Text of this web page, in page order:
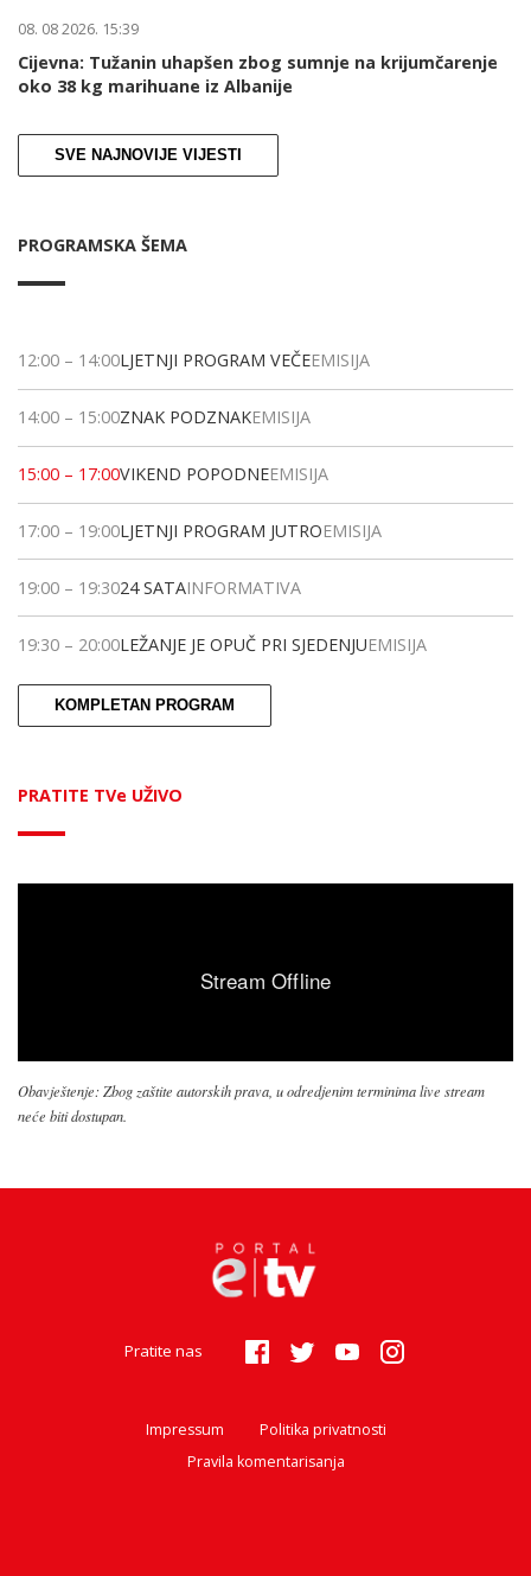
08. 08 2026. 15:39
Cijevna: Tužanin uhapšen zbog sumnje na krijumčarenje
oko 38 kg marihuane iz Albanije
SVE NAJNOVIJE VIJESTI
PROGRAMSKA ŠEMA
12:00 – 14:00LJETNJI PROGRAM VEČEEMISIJA
14:00 – 15:00ZNAK PODZNAKEMISIJA
15:00 – 17:00VIKEND POPODNEEMISIJA
17:00 – 19:00LJETNJI PROGRAM JUTROEMISIJA
19:00 – 19:3024 SATAINFORMATIVA
19:30 – 20:00LEŽANJE JE OPUČ PRI SJEDENJUEMISIJA
KOMPLETAN PROGRAM
PRATITE TVe UŽIVO
Obavještenje: Zbog zaštite autorskih prava, u odredjenim terminima live stream
neće biti dostupan.
Pratite nas
Impressum
Politika privatnosti
Pravila komentarisanja